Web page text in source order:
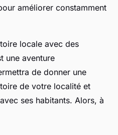
améliorer constamment
locale avec des
une aventure
de donner une
de votre localité et
ses habitants. Alors, à